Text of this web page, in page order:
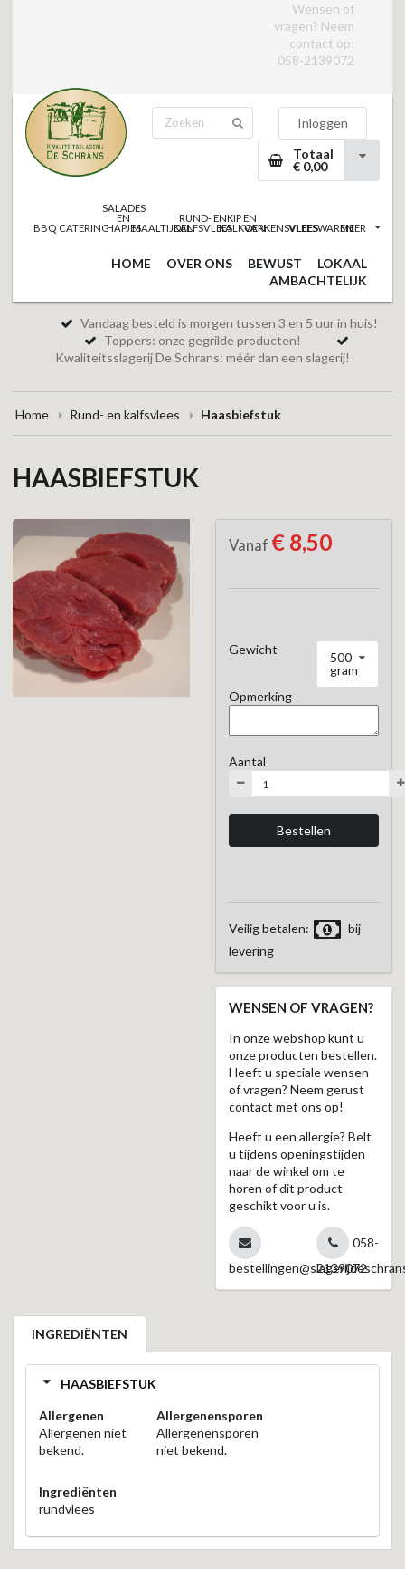
Wensen of
vragen? Neem
contact op:
058-2139072
Inloggen
Totaal
€ 0,00
BBQ CATERING
SALADES
EN
HAPJESMAALTIJDEN
RUND- EN
KALFSVLEES
KIP EN
KALKOENVARKENSVLEESVLEESWARENMEER
HOME OVER ONS BEWUST
LOKAAL
AMBACHTELIJK
Vandaag besteld is morgen tussen 3 en 5 uur in huis!
Toppers: onze gegrilde producten!
Kwaliteitsslagerij De Schrans: méér dan een slagerij!
Home Rund- en kalfsvlees Haasbiefstuk
HAASBIEFSTUK
Vanaf € 8,50
Gewicht
500
gram
Opmerking
Aantal
Veilig betalen:
bij
levering
WENSEN OF VRAGEN?
In onze webshop kunt u
onze producten bestellen.
Heeft u speciale wensen
of vragen? Neem gerust
contact met ons op!
Heeft u een allergie? Belt
u tijdens openingstijden
naar de winkel om te
horen of dit product
geschikt voor u is.
058-
2139072
INGREDIËNTEN
HAASBIEFSTUK
Allergenen
Allergenen niet
bekend.
Allergenensporen
Allergenensporen
niet bekend.
Ingrediënten
rundvlees